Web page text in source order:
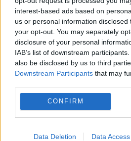
interest-based ads based on
us or personal information
your opt-out. You may separately
disclosure of your personal
IAB’s list of downstream
also be disclosed by us to third
Downstream Participants that may
CONFIRM
Data Deletion Data Access
liz truss marea britanie
rusia